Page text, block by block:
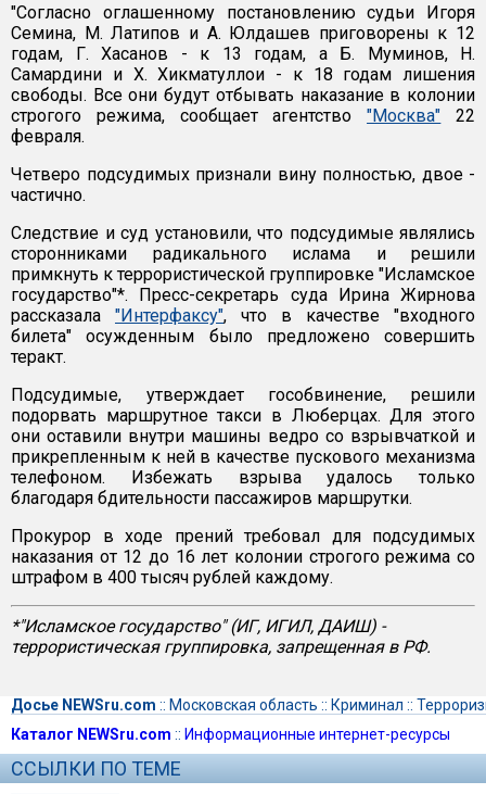
"Согласно оглашенному постановлению судьи Игоря
Семина, М. Латипов и А. Юлдашев приговорены к 12
годам, Г. Хасанов - к 13 годам, а Б. Муминов, Н.
Самардини и Х. Хикматуллои - к 18 годам лишения
свободы. Все они будут отбывать наказание в колонии
строгого режима, сообщает агентство"Москва" 22
февраля.
Четверо подсудимых признали вину полностью, двое -
частично.
Следствие и суд установили, что подсудимые являлись
сторонниками радикального ислама и решили
примкнуть к террористической группировке "Исламское
государство"*. Пресс-секретарь суда Ирина Жирнова
рассказала "Интерфаксу", что в качестве "входного
билета" осужденным было предложено совершить
теракт.
Подсудимые, утверждает гособвинение, решили
подорвать маршрутное такси в Люберцах. Для этого
они оставили внутри машины ведро со взрывчаткой и
прикрепленным к ней в качестве пускового механизма
телефоном. Избежать взрыва удалось только
благодаря бдительности пассажиров маршрутки.
Прокурор в ходе прений требовал для подсудимых
наказания от 12 до 16 лет колонии строгого режима со
штрафом в 400 тысяч рублей каждому.
*"Исламское государство" (ИГ, ИГИЛ, ДАИШ) -
террористическая группировка, запрещенная в РФ.
Досье NEWSru.com :: Московская область :: Криминал ::
Каталог NEWSru.com :: Информационные интернет-ресурсы
ССЫЛКИ ПО ТЕМЕ